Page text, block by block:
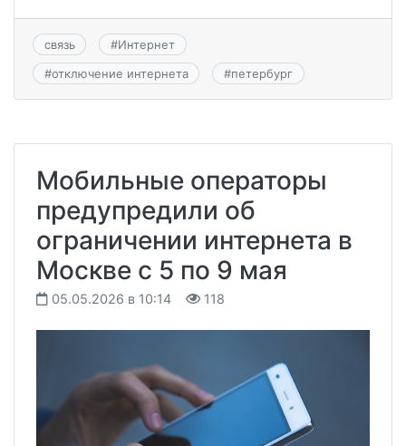
связь #Интернет
#отключение интернета #петербург
Мобильные операторы
предупредили об
ограничении интернета в
Москве с 5 по 9 мая
05.05.2026 в 10:14 118